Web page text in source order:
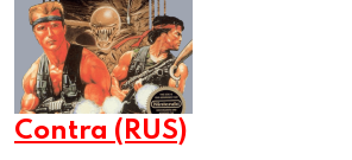
Contra (RUS)